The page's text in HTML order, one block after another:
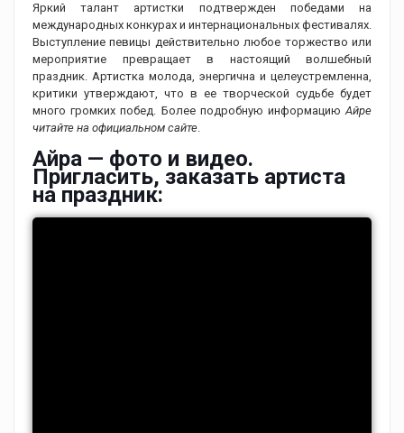
Яркий талант артистки подтвержден победами на
международных конкурах и интернациональных фестивалях.
Выступление певицы действительно любое торжество или
мероприятие превращает в настоящий волшебный
праздник. Артистка молода, энергична и целеустремленна,
критики утверждают, что в ее творческой судьбе будет
много громких побед. Более подробную информациюАйре
читайте на официальном сайте.
Айра — фото и видео.
Пригласить, заказать артиста
на праздник: